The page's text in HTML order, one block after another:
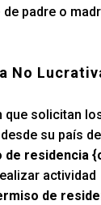
de padre o
No
que solicitan
su país
de residencia
actividad
de